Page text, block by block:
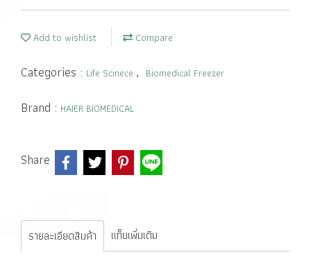
Add to wishlist Compare
Categories : Life Scinece , Biomedical Freezer
Brand : HAIER BIOMEDICAL
Share
รายละเอียดสินค้า แท็บเพิ่มเติม